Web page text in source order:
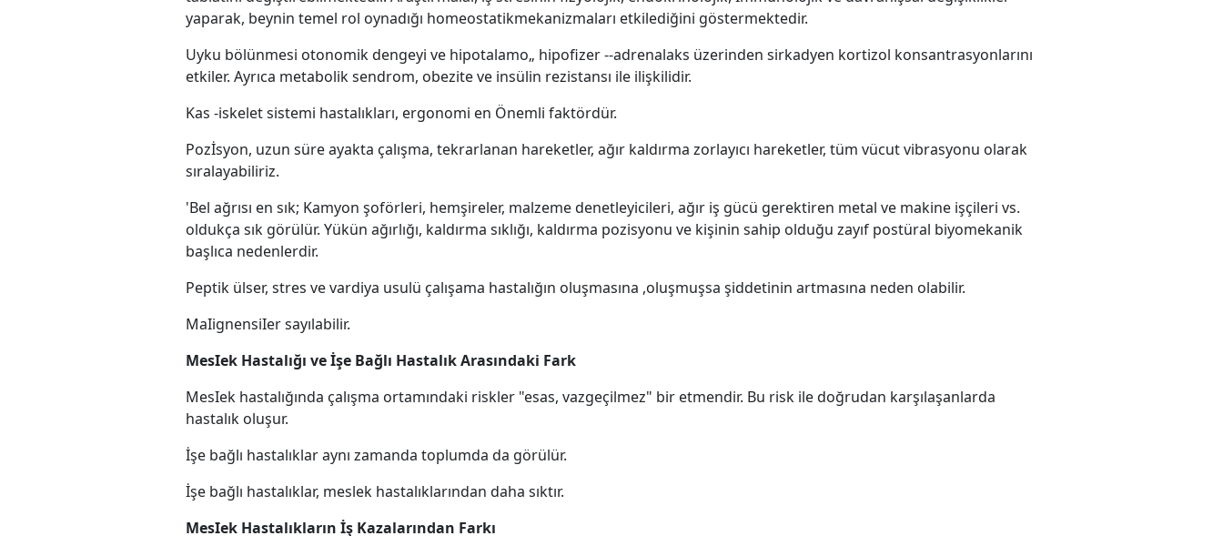
yaparak, beynin temel rol oynadığı homeostatikmekanizmaları etkilediğini göstermektedir.
Uyku bölünmesi otonomik dengeyi ve hipotalamo„ hipofizer --adrenalaks üzerinden sirkadyen kortizol konsantrasyonlarını
etkiler. Ayrıca metabolik sendrom, obezite ve insülin rezistansı ile ilişkilidir.
Kas -iskelet sistemi hastalıkları, ergonomi en Önemli faktördür.
Pozİsyon, uzun süre ayakta çalışma, tekrarlanan hareketler, ağır kaldırma zorlayıcı hareketler, tüm vücut vibrasyonu olarak
sıralayabiliriz.
'Bel ağrısı en sık; Kamyon şoförleri, hemşireler, malzeme denetleyicileri, ağır iş gücü gerektiren metal ve makine işçileri vs.
oldukça sık görülür. Yükün ağırlığı, kaldırma sıklığı, kaldırma pozisyonu ve kişinin sahip olduğu zayıf postüral biyomekanik
başlıca nedenlerdir.
Peptik ülser, stres ve vardiya usulü çalışama hastalığın oluşmasına ,oluşmuşsa şiddetinin artmasına neden olabilir.
MaIignensiIer sayılabilir.
MesIek Hastalığı ve İşe Bağlı Hastalık Arasındaki Fark
MesIek hastalığında çalışma ortamındaki riskler "esas, vazgeçilmez" bir etmendir. Bu risk ile doğrudan karşılaşanlarda
hastalık oluşur.
İşe bağlı hastalıklar aynı zamanda toplumda da görülür.
İşe bağlı hastalıklar, meslek hastalıklarından daha sıktır.
MesIek Hastalıkların İş Kazalarından Farkı